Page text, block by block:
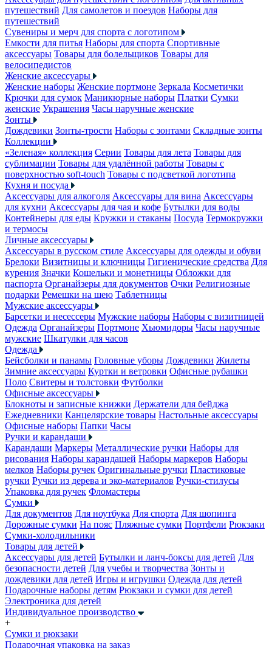
путешествий Для самолетов и поездов Наборы для
путешествий
Сувениры и мерч для спорта с логотипом
Емкости для питья Наборы для спорта Спортивные
аксессуары Товары для болельщиков Товары для
велосипедистов
Женские аксессуары
Женские наборы Женские портмоне Зеркала Косметички
Крючки для сумок Маникюрные наборы Платки Сумки
женские Украшения Часы наручные женские
Зонты
Дождевики Зонты-трости Наборы с зонтами Складные зонты
Коллекции
«Зеленая» коллекция Серии Товары для лета Товары для
сублимации Товары для удалённой работы Товары с
поверхностью soft-touch Товары с подсветкой логотипа
Кухня и посуда
Аксессуары для алкоголя Аксессуары для вина Аксессуары
для кухни Аксессуары для чая и кофе Бутылки для воды
Контейнеры для еды Кружки и стаканы Посуда Термокружки
и термосы
Личные аксессуары
Аксессуары в русском стиле Аксессуары для одежды и обуви
Брелоки Визитницы и ключницы Гигиенические средства Для
курения Значки Кошельки и монетницы Обложки для
паспорта Органайзеры для документов Очки Религиозные
подарки Ремешки на шею Таблетницы
Мужские аксессуары
Барсетки и несессеры Мужские наборы Наборы с визитницей
Одежда Органайзеры Портмоне Хьюмидоры Часы наручные
мужские Шкатулки для часов
Одежда
Бейсболки и панамы Головные уборы Дождевики Жилеты
Зимние аксессуары Куртки и ветровки Офисные рубашки
Поло Свитеры и толстовки Футболки
Офисные аксессуары
Блокноты и записные книжки Держатели для бейджа
Ежедневники Канцелярские товары Настольные аксессуары
Офисные наборы Папки Часы
Ручки и карандаши
Карандаши Маркеры Металлические ручки Наборы для
рисования Наборы карандашей Наборы маркеров Наборы
мелков Наборы ручек Оригинальные ручки Пластиковые
ручки Ручки из дерева и эко-материалов Ручки-стилусы
Упаковка для ручек Фломастеры
Сумки
Для документов Для ноутбука Для спорта Для шопинга
Дорожные сумки На пояс Пляжные сумки Портфели Рюкзаки
Сумки-холодильники
Товары для детей
Аксессуары для детей Бутылки и ланч-боксы для детей Для
безопасности детей Для учебы и творчества Зонты и
дождевики для детей Игры и игрушки Одежда для детей
Подарочные наборы детям Рюкзаки и сумки для детей
Электроника для детей
Индивидуальное производство
+
Сумки и рюкзаки
Подарочная упаковка на заказ